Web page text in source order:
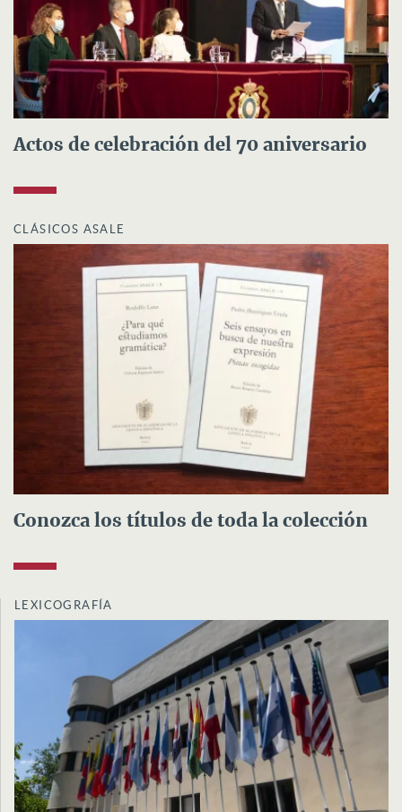
Actos de celebración del 70 aniversario
CLÁSICOS ASALE
Conozca los títulos de toda la colección
LEXICOGRAFÍA